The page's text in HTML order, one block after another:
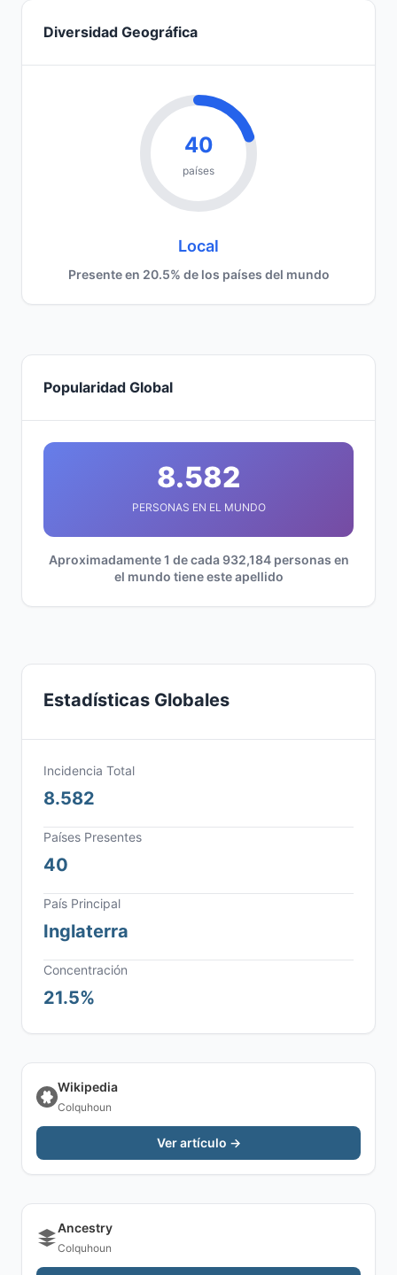
Diversidad Geográfica
40
países
Local
Presente en 20.5% de los países del mundo
Popularidad Global
8.582
PERSONAS EN EL MUNDO
Aproximadamente 1 de cada 932,184 personas en
el mundo tiene este apellido
Estadísticas Globales
Incidencia Total
8.582
Países Presentes
40
País Principal
Inglaterra
Concentración
21.5%
Wikipedia
Colquhoun
Ver artículo →
Ancestry
Colquhoun